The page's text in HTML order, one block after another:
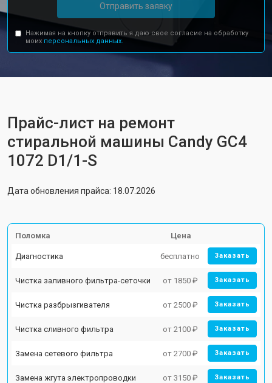
Отправить заявку
Нажимая на кнопку отправить я даю свое согласие на обработку
моих персональных данных.
Прайс-лист на ремонт
стиральной машины Candy GC4
1072 D1/1-S
Дата обновления прайса: 18.07.2026
Поломка Цена
Диагностика бесплатно Заказать
Чистка заливного фильтра-сеточки от 1850 ₽ Заказать
Чистка разбрызгивателя от 2500 ₽ Заказать
Чистка сливного фильтра от 2100 ₽ Заказать
Замена сетевого фильтра от 2700 ₽ Заказать
Замена жгута электропроводки от 3150 ₽ Заказать